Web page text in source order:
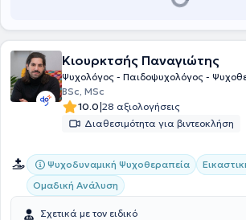
Κιουρκτσής Παναγιώτης
Ψυχολόγος - Παιδοψυχολόγος -
BSc, MSc
10.0|28 αξιολογήσεις
Διαθεσιμότητα για βιντεοκλήση
Ψυχοδυναμική Ψυχοθεραπεία
Ομαδική Ανάλυση
Σχετικά με τον ειδικό